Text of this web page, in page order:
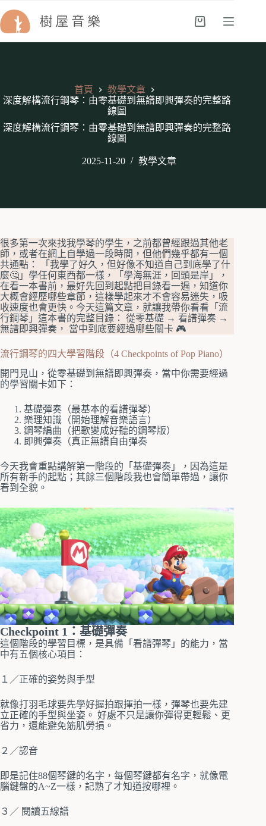
首頁
教學文章
深度解構流行鋼琴：由零基礎到無譜即興彈奏的完整路
線圖
深度解構流行鋼琴：由零基礎到無譜即興彈奏的完整路
線圖
2025-11-20 教學文章
很多第一次來找我學琴的學生，之前都曾經跟過其他老
師，或者在網上自學過一段時間，但他們幾乎都有一個
共通點： 「我學了好久，但好像不知道自己到底學了什
麼🤔」學任何東西都一樣，「學海無涯，回頭是岸」，
在看一本書前，最好先回到起點把目錄看一遍，知道你
大概會經歷哪些章節，這樣學起來才不會容易迷失，吸
收速度也會更快。今天這篇文章，就讓我帶你看看「流
行鋼琴」這本書的完整目錄： 從零基礎 → 看譜彈奏 →
無譜即興彈奏， 當中到底要經過哪些關卡 🎮
流行鋼琴的四大學習階段（4 Checkpoints of Pop Piano）
開門見山，從零基礎到無譜即興彈奏，當中你需要經過
的學習關卡如下：
基礎彈奏（最基本的看譜彈琴）
樂理知識（開始理解音樂語言）
鋼琴編曲（把歌變成好聽的鋼琴版）
即興彈奏（真正無譜自由彈奏
今天我會重點講解第一階段的「基礎彈奏」，因為這是
所有新手的起點；其餘三個階段我也會簡單帶過，讓你
看到全貌。
Checkpoint 1：基礎彈奏
這個階段的學習目標，是具備「看譜彈琴」的能力，當
中有五個核心項目：
１／正確的姿勢與手型
就像打羽毛球要先學好握拍跟揮拍一樣，彈琴也要先建
立正確的手型與坐姿。 好處不只是讓你彈得更輕鬆、更
省力，還能避免筋肌勞損。
２／認音
即是記住88個琴鍵的名字，每個琴鍵都有名字，就像電
腦鍵盤的A~Z一樣，記熟了才知道按哪裡。
３／ 閱讀五線譜